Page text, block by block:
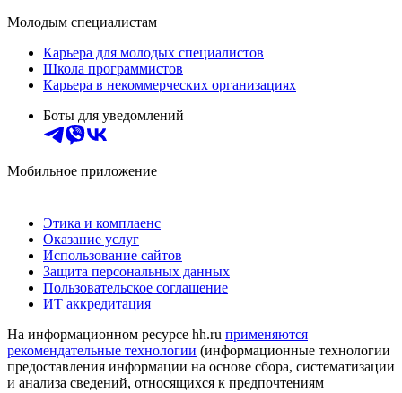
Молодым специалистам
Карьера для молодых специалистов
Школа программистов
Карьера в некоммерческих организациях
Боты для уведомлений
Мобильное приложение
Этика и комплаенс
Оказание услуг
Использование сайтов
Защита персональных данных
Пользовательское соглашение
ИТ аккредитация
На информационном ресурсе hh.ru применяются
рекомендательные технологии (информационные технологии
предоставления информации на основе сбора, систематизации
и анализа сведений, относящихся к предпочтениям